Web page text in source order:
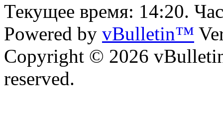
Текущее время: 14:20.
Powered by vBulletin™
Copyright © 2026
reserved.